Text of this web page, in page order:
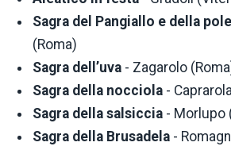
Sagra del Pangiallo e della
(Roma)
Sagra dell’uva - Zagarolo
Sagra della nocciola -
Sagra della salsiccia - Morlupo
Sagra della Brusadela -